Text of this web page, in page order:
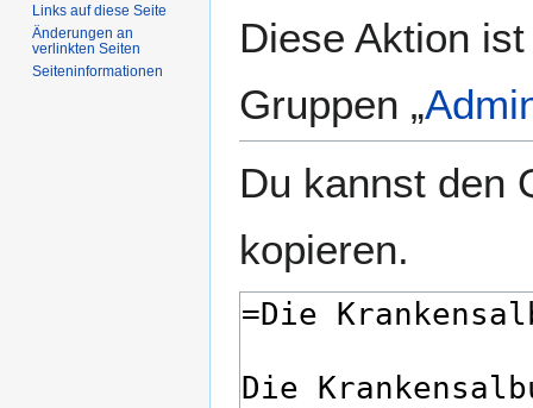
Diese Aktion
Gruppen „
Du kannst den
kopieren.
Links auf diese Seite
Änderungen an
verlinkten Seiten
Seiten­­informationen